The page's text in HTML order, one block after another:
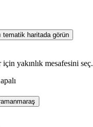
tematik haritada görün
yakınlık mesafesini seç.